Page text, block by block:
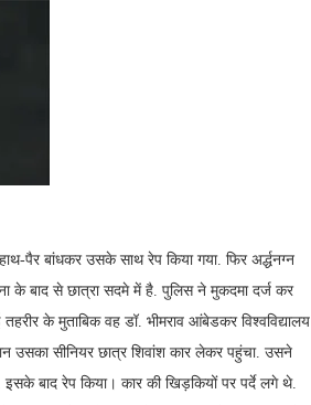
पैर बांधकर उसके साथ रेप किया गया. फिर अर्द्धनग्न
के बाद से छात्रा सदमे में है. पुलिस ने मुकदमा दर्ज कर
के मुताबिक वह डॉ. भीमराव आंबेडकर विश्वविद्यालय
उसका सीनियर छात्र शिवांश कार लेकर पहुंचा. उसने
बाद रेप किया। कार की खिड़कियों पर पर्दे लगे थे.